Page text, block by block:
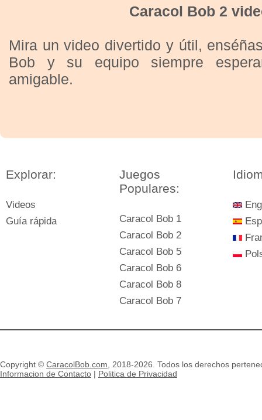
Caracol Bob 2
Mira un video divertido y útil,
Bob y su equipo siempre
amigable.
Explorar:
Videos
Guía rápida
Juegos
Populares:
Caracol Bob 1
Caracol Bob 2
Caracol Bob 5
Caracol Bob 6
Caracol Bob 8
Caracol Bob 7
Copyright © CaracolBob.com , 2018-2026. Todos los derechos
Informacion de Contacto | Politica de Privacidad